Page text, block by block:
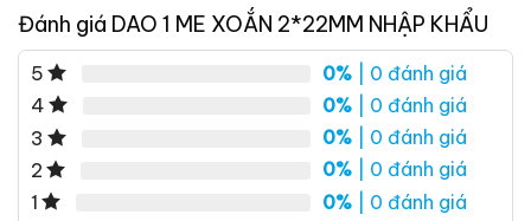
Đánh giá DAO 1 ME XOẮN 2*22MM NHẬP KHẨU
5 0% | 0 đánh giá
4
0% | 0 đánh giá
3
0% | 0 đánh giá
2
0% | 0 đánh giá
1
0% | 0 đánh giá